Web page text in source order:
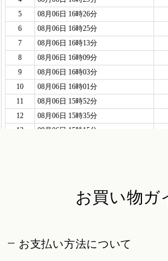
お買い物ガ
お支払い方法について